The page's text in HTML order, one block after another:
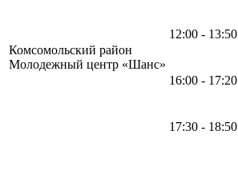
Комсомольский район
Молодежный центр «Шанс»
12:00 - 13:50
16:00 - 17:20
17:30 - 18:50